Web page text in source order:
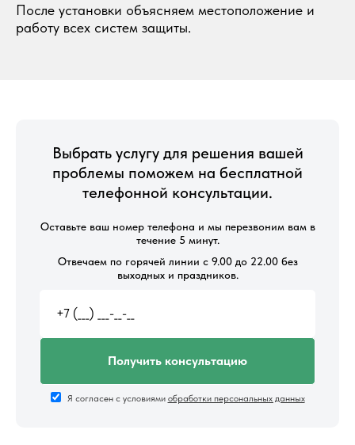
После установки объясняем местоположение и
работу всех систем защиты.
Выбрать услугу для решения вашей
проблемы поможем на бесплатной
телефонной консультации.
Оставьте ваш номер телефона и мы перезвоним вам в
течение 5 минут.
Отвечаем по горячей линии с 9.00 до 22.00 без
выходных и праздников.
Получить консультацию
Я согласен с условиями обработки персональных данных